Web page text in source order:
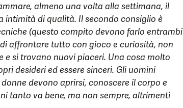
almeno una volta alla settimana, il
intimità di qualità. Il secondo consiglio è
(questo compito devono farlo entrambi
affrontare tutto con gioco e curiosità, non
e si trovano nuovi piaceri. Una cosa molto
desideri ed essere sinceri. Gli uomini
devono aprirsi, conoscere il corpo e
tanto va bene, ma non sempre, altrimenti